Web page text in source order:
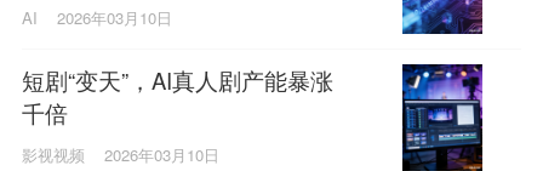
AI 2026年03月10日
短剧“变天”，AI真人剧产能暴涨
千倍
影视视频 2026年03月10日